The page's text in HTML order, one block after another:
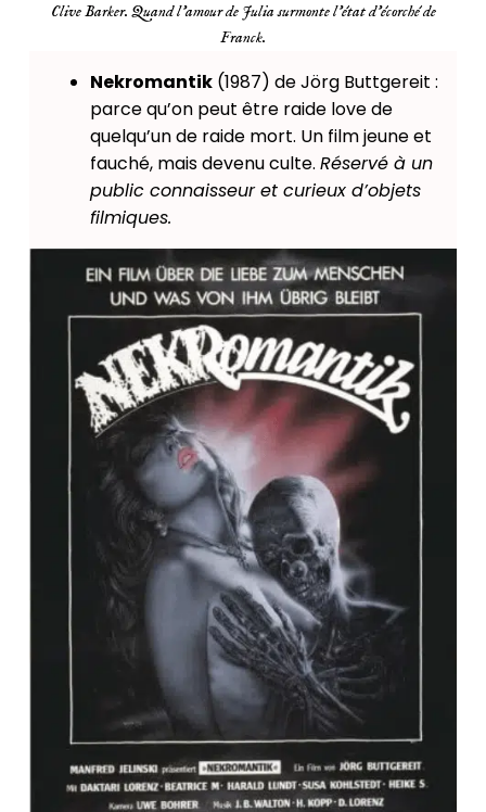
Clive Barker. Quand l’amour de Julia surmonte l’état d’écorché de
Franck.
Nekromantik(1987) de Jörg Buttgereit :
parce qu’on peut être raide love de
quelqu’un de raide mort. Un film jeune et
fauché, mais devenu culte. Réservé à un
public connaisseur et curieux d’objets
filmiques.